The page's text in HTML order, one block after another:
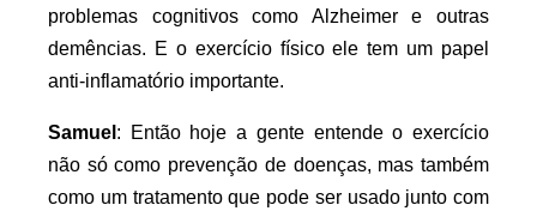
problemas cognitivos como Alzheimer e outras
demências. E o exercício físico ele tem um papel
anti-inflamatório importante.
Samuel : Então hoje a gente entende o exercício
não só como prevenção de doenças, mas também
como um tratamento que pode ser usado junto com